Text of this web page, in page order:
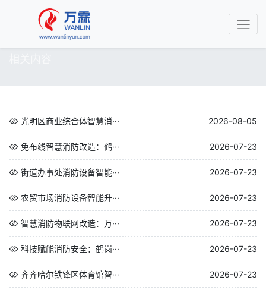
光明区商业综合体智慧消··· 2026-08-05
免布线智慧消防改造：鹤··· 2026-07-23
街道办事处消防设备智能··· 2026-07-23
农贸市场消防设备智能升··· 2026-07-23
智慧消防物联网改造：万··· 2026-07-23
科技赋能消防安全：鹤岗··· 2026-07-23
齐齐哈尔铁锋区体育馆智··· 2026-07-23